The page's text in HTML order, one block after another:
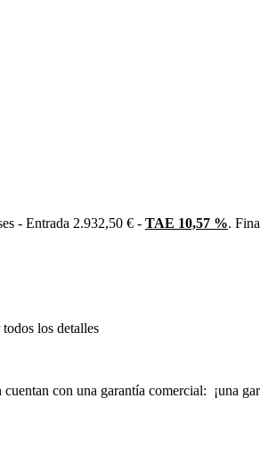
- Entrada 2.932,50 € - TAE 10,57 %.
los detalles
cuentan con una garantía comercial: ¡una